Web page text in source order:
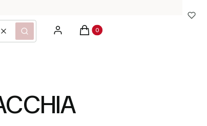
WyczyśćSzukaj
Zaloguj sięProdukty w koszyku: 0. Zobacz
Koszyk